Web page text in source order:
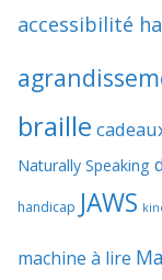
accessibilité
braille
Naturally Speaking
handicap JAWS
machine à lire